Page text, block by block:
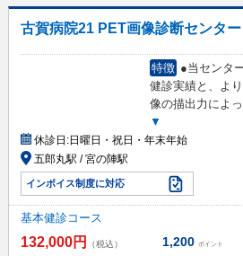
古賀病院21 PET画像診断センター
特徴 ●当センタ
健診実績と、よ
像の描出力によ
▼
休診日:日曜日・祝日・年末年始
五郎丸駅 / 宮の陣駅
インボイス制度に対応
基本健診コース
132,000円 （税込） 1,200 ポイント